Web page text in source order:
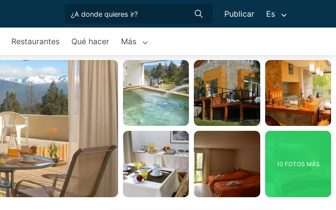
Publicar Es
Restaurantes Qué hacer Más
10 FOTOS MÁS